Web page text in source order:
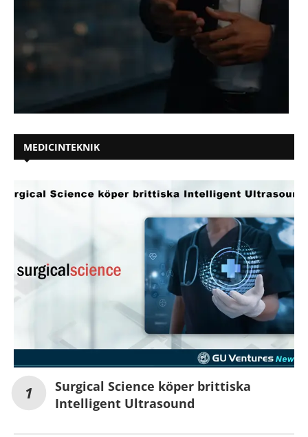
MEDICINTEKNIK
Surgical Science köper brittiska
Intelligent Ultrasound